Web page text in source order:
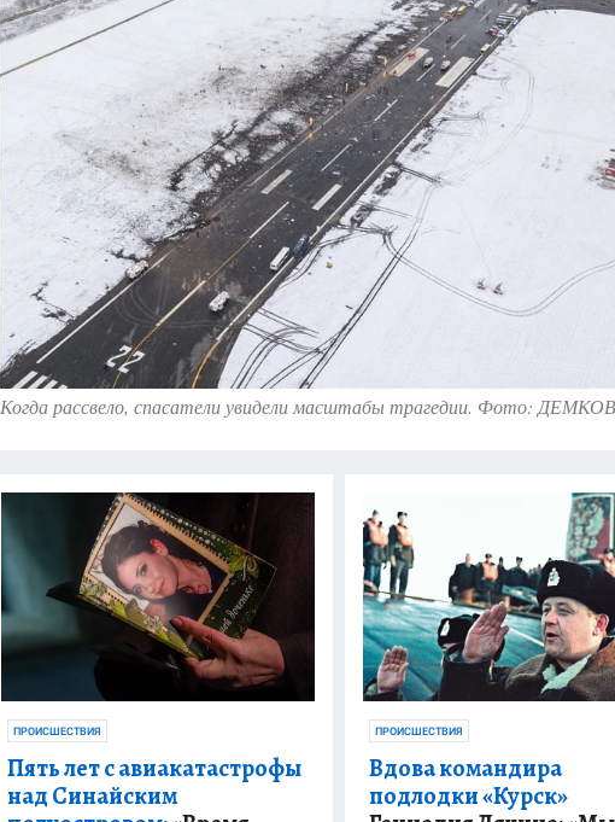
Когда рассвело, спасатели увидели масштабы трагедии. Фото:
ПРОИСШЕСТВИЯ
Пять лет с авиакатастрофы
над Синайским
ПРОИСШЕСТВИЯ
Вдова командира
подлодки «Курск»